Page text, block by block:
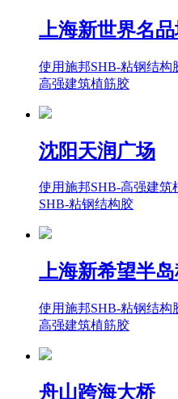
上海新世界名
使用施邦SHB-粘钢结构
高强建筑植筋胶
沈阳天润广场
使用施邦SHB-高强建筑
SHB-粘钢结构胶
上海新希望半岛
使用施邦SHB-粘钢结构
高强建筑植筋胶
舟山跨海大桥